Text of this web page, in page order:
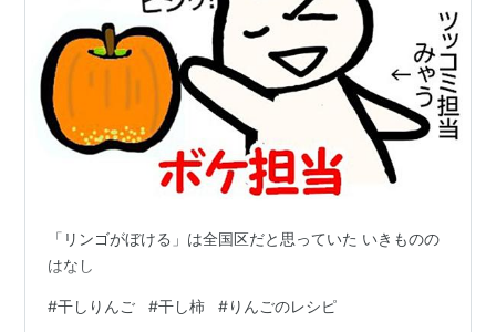
「リンゴがぼける」は全国区だと思っていた いきものの
はなし
#干しりんご #干し柿 #りんごのレシピ